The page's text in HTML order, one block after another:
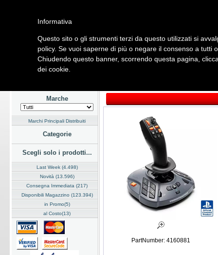
Home Listino Marchi Dati Cliente Servizi Company
Hardware Software Fotografia Telefonia Audio Video
Marche
Marchi Principali Distribuiti
Categorie
Scegli solo i prodotti...
Last Week (4.498)
Novità (13.596)
Consegna Immediata (217)
Disponibili Magazzino (123.394)
in Promo(5)
al Costo(13)
PartNumber: 4160881
Informativa
Questo sito o gli strumenti terzi da questo utilizzati si
policy. Se vuoi saperne di più o negare il consenso a tutti
Chiudendo questo banner, scorrendo questa pagina,
dei cookie.